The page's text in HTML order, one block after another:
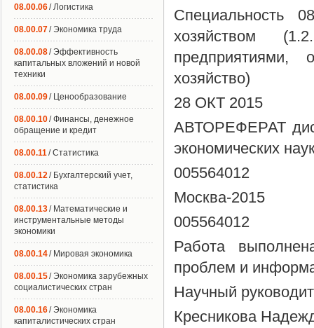
Специальность
хозяйством
хозяйство)
28 ОКТ 2015
АВТОРЕФЕРАТ
экономических
005564012
Москва-2015
005564012
Работа
проблем и
Научный
Кресникова
08.00.06/ Логистика
08.00.07/ Экономика труда
08.00.08/ Эффективность
капитальных вложений и новой
техники
08.00.09/ Ценообразование
08.00.10/ Финансы, денежное
обращение и кредит
08.00.11/ Статистика
08.00.12/ Бухгалтерский учет,
статистика
08.00.13/ Математические и
инструментальные методы
экономики
08.00.14/ Мировая экономика
08.00.15/ Экономика зарубежных
социалистических стран
08.00.16/ Экономика
капиталистических стран